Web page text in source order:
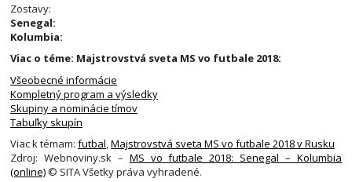
Zostavy:
Senegal:
Kolumbia:
Viac o téme: Majstrovstvá sveta MS vo futbale 2018:
Všeobecné informácie
Kompletný program a výsledky
Skupiny a nominácie tímov
Tabuľky skupín
Viac k témam: futbal,Majstrovstvá sveta MS vo futbale 2018 v Rusku
Zdroj: Webnoviny.sk – MS vo futbale 2018: Senegal – Kolumbia
(online) © SITA Všetky práva vyhradené.